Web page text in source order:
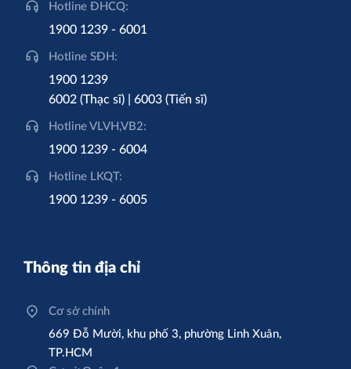
Hotline ĐHCQ:
1900 1239 - 6001
Hotline SĐH:
1900 1239
6002 (Thạc sĩ) | 6003 (Tiến sĩ)
Hotline VLVH,VB2:
1900 1239 - 6004
Hotline LKQT:
1900 1239 - 6005
Thông tin địa chỉ
Cơ sở chính
669 Đỗ Mười, khu phố 3, phường Linh Xuân,
TP.HCM